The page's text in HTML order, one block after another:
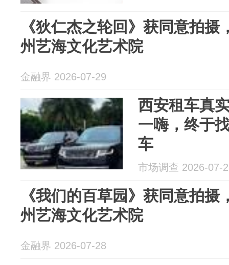
《狄仁杰之轮回》获同意拍
州艺海文化艺术院
金融界 2026-07-29
西安租车真
一嗨，终于
车
市场调查 2026-07-
《我们的百草园》获同意拍
州艺海文化艺术院
金融界 2026-07-28